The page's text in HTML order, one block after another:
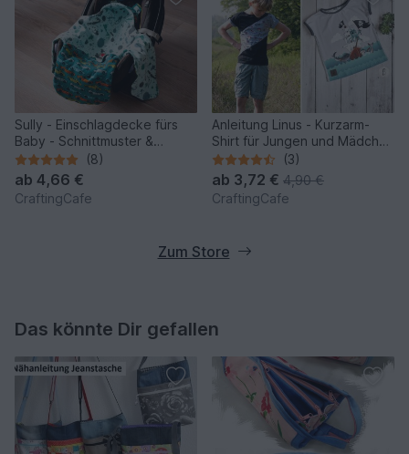
Sully - Einschlagdecke fürs
Baby - Schnittmuster &
Nähanleitung(8)
ab 4,66 €
CraftingCafe
Anleitung Linus - Kurzarm-
Shirt für Jungen und Mädchen
Gr. 92-140
(3)
ab 3,72 € 4,90 €
CraftingCafe
Zum Store
Das könnte Dir gefallen